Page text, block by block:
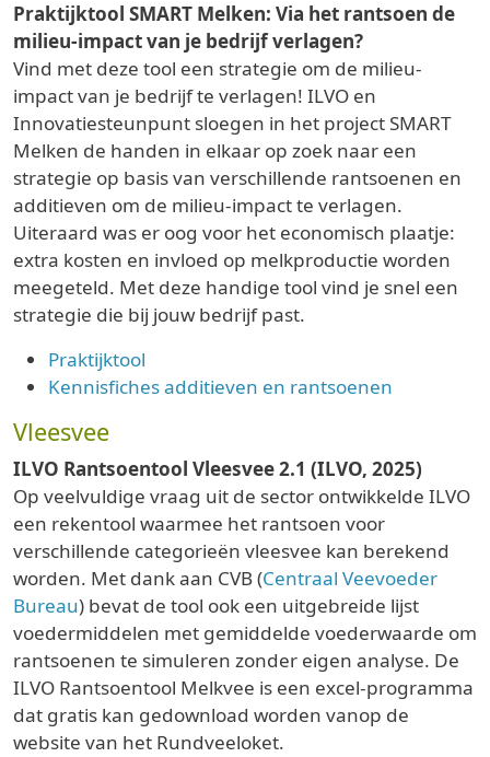
Praktijktool SMART Melken: Via het rantsoen de
milieu-impact van je bedrijf verlagen?
Vind met deze tool een strategie om de milieu-
impact van je bedrijf te verlagen! ILVO en
Innovatiesteunpunt sloegen in het project SMART
Melken de handen in elkaar op zoek naar een
strategie op basis van verschillende rantsoenen en
additieven om de milieu-impact te verlagen.
Uiteraard was er oog voor het economisch plaatje:
extra kosten en invloed op melkproductie worden
meegeteld. Met deze handige tool vind je snel een
strategie die bij jouw bedrijf past.
Praktijktool
Kennisfiches additieven en rantsoenen
Vleesvee
ILVO Rantsoentool Vleesvee 2.1 (ILVO, 2025)
Op veelvuldige vraag uit de sector ontwikkelde ILVO
een rekentool waarmee het rantsoen voor
verschillende categorieën vleesvee kan berekend
worden. Met dank aan CVB (Centraal Veevoeder
Bureau) bevat de tool ook een uitgebreide lijst
voedermiddelen met gemiddelde voederwaarde om
rantsoenen te simuleren zonder eigen analyse. De
ILVO Rantsoentool Melkvee is een excel-programma
dat gratis kan gedownload worden vanop de
website van het Rundveeloket.